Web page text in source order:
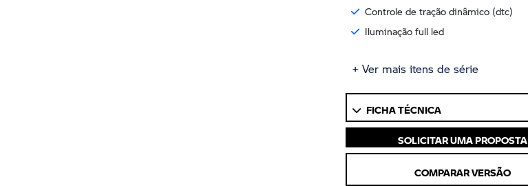
Controle de tração dinâmico (dtc)
Iluminação full led
+ Ver mais itens de série
FICHA TÉCNICA
SOLICITAR UMA PROPOSTA
COMPARAR VERSÃO